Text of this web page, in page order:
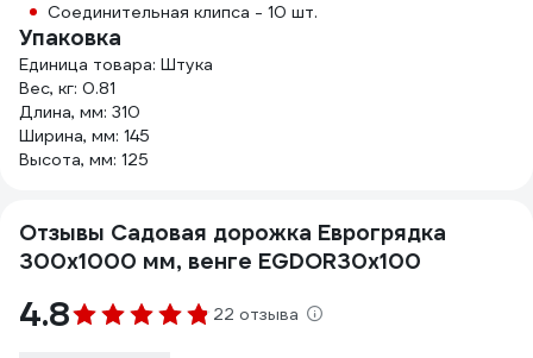
Соединительная клипса - 10 шт.
Упаковка
Единица товара: Штука
Вес, кг: 0.81
Длина, мм: 310
Ширина, мм: 145
Высота, мм: 125
Отзывы Садовая дорожка Еврогрядка
300x1000 мм, венге EGDOR30x100
4.8 22 отзыва